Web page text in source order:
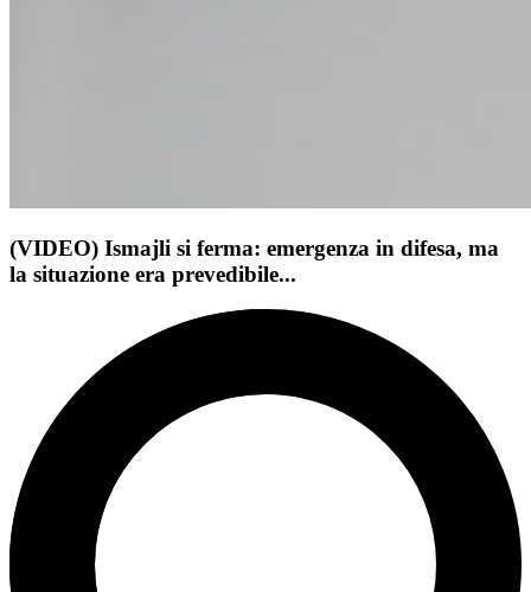
(VIDEO) Ismajli si ferma: emergenza in difesa, ma
la situazione era prevedibile...